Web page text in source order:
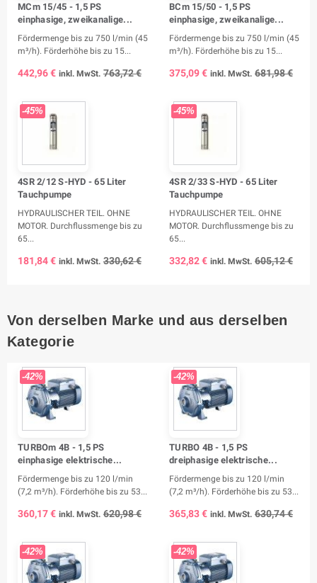
MCm 15/45 - 1,5 PS
einphasige, zweikanalige...
Fördermenge bis zu 750 l/min (45
m³/h). Förderhöhe bis zu 15...
442,96 € inkl. MwSt. 763,72 €
BCm 15/50 - 1,5 PS
einphasige, zweikanalige...
Fördermenge bis zu 750 l/min (45
m³/h). Förderhöhe bis zu 15...
375,09 € inkl. MwSt. 681,98 €
-45%
4SR 2/12 S-HYD - 65 Liter
Tauchpumpe
HYDRAULISCHER TEIL. OHNE
MOTOR. Durchflussmenge bis zu
65...
181,84 € inkl. MwSt. 330,62 €
-45%
4SR 2/33 S-HYD - 65 Liter
Tauchpumpe
HYDRAULISCHER TEIL. OHNE
MOTOR. Durchflussmenge bis zu
65...
332,82 € inkl. MwSt. 605,12 €
Von derselben Marke und aus derselben
Kategorie
-42%
TURBOm 4B - 1,5 PS
einphasige elektrische...
Fördermenge bis zu 120 l/min
(7,2 m³/h). Förderhöhe bis zu 53...
360,17 € inkl. MwSt. 620,98 €
-42%
TURBO 4B - 1,5 PS
dreiphasige elektrische...
Fördermenge bis zu 120 l/min
(7,2 m³/h). Förderhöhe bis zu 53...
365,83 € inkl. MwSt. 630,74 €
-42% -42%